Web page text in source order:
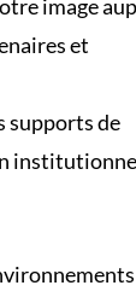
image
et
supports de